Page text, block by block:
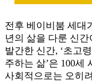
전후 베이비붐 세대
년의 삶을 다룬 신간
발간한 신간, ‘초고
주하는 삶’은 100세
사회적으로는 오히